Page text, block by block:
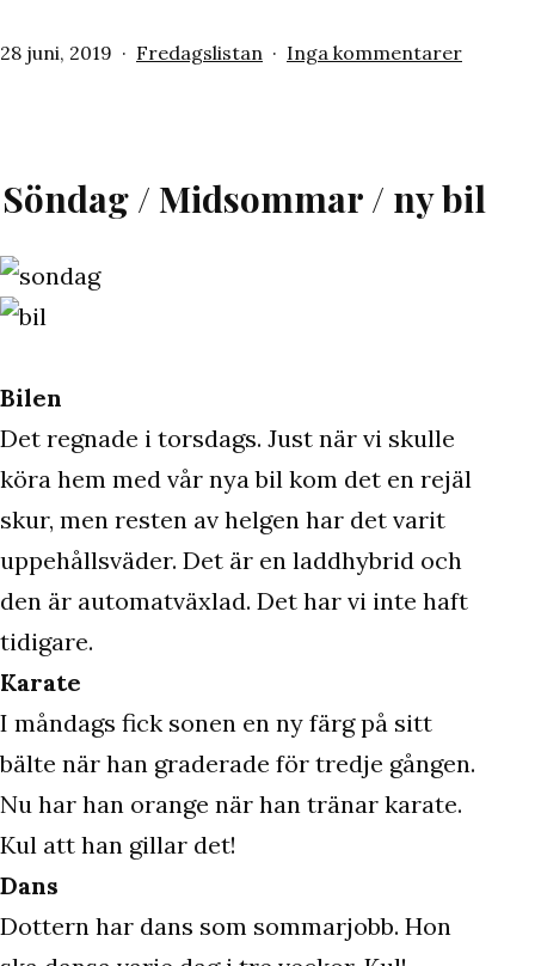
Publicerat
28 juni, 2019
Kategoriserat
Fredagslistan Inga kommentarertill
/
Söndag / Midsommar / ny bil
Bilen
Det regnade i torsdags. Just när vi skulle
köra hem med vår nya bil kom det en rejäl
skur, men resten av helgen har det varit
uppehållsväder. Det är en laddhybrid och
den är automatväxlad. Det har vi inte haft
tidigare.
Karate
I måndags fick sonen en ny färg på sitt
bälte när han graderade för tredje gången.
Nu har han orange när han tränar karate.
Kul att han gillar det!
Dans
Dottern har dans som sommarjobb. Hon